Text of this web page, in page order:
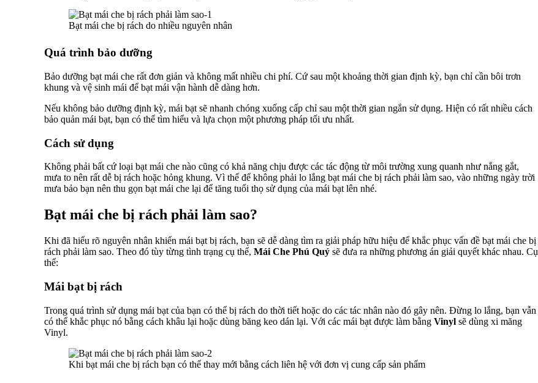
Bạt mái che bị rách do nhiều nguyên nhân
Quá trình bảo dưỡng
Bảo dưỡng bạt mái che rất đơn giản và không mất nhiều chi phí. Cứ sau một khoảng thời gian định kỳ, bạn chỉ cần bôi trơn
khung và vệ sinh mái để bạt mái vận hành dễ dàng hơn.
Nếu không bảo dưỡng định kỳ, mái bạt sẽ nhanh chóng xuống cấp chỉ sau một thời gian ngắn sử dụng. Hiện có rất nhiều cách
bảo quản mái bạt, bạn có thể tìm hiểu và lựa chọn một phương pháp tối ưu nhất.
Cách sử dụng
Không phải bất cứ loại bạt mái che nào cũng có khả năng chịu được các tác động từ môi trường xung quanh như nắng gắt,
mưa to nên rất dễ bị rách hoặc hỏng khung. Vì thế để không phải lo lắng bạt mái che bị rách phải làm sao, vào những ngày trời
mưa bảo bạn nên thu gọn bạt mái che lại để tăng tuổi thọ sử dụng của mái bạt lên nhé.
Bạt mái che bị rách phải làm sao?
Khi đã hiểu rõ nguyên nhân khiến mái bạt bị rách, bạn sẽ dễ dàng tìm ra giải pháp hữu hiệu để khắc phục vấn đề bạt mái che bị
rách phải làm sao. Theo đó tùy từng tình trạng cụ thể, Mái Che Phú Quý sẽ đưa ra những phương án giải quyết khác nhau. Cụ
thể:
Mái bạt bị rách
Trong quá trình sử dụng mái bạt của bạn có thể bị rách do thời tiết hoặc do các tác nhân nào đó gây nên. Đừng lo lắng, bạn vẫn
có thể khắc phục nó bằng cách khâu lại hoặc dùng băng keo dán lại. Với các mái bạt được làm bằng Vinyl sẽ dùng xi măng
Vinyl.
Khi bạt mái che bị rách bạn có thể thay mới bằng cách liên hệ với đơn vị cung cấp sản phẩm